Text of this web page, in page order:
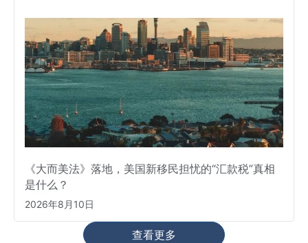
《大而美法》落地，美国新移民担忧的“汇款税”真相
是什么？
2026年8月10日
查看更多